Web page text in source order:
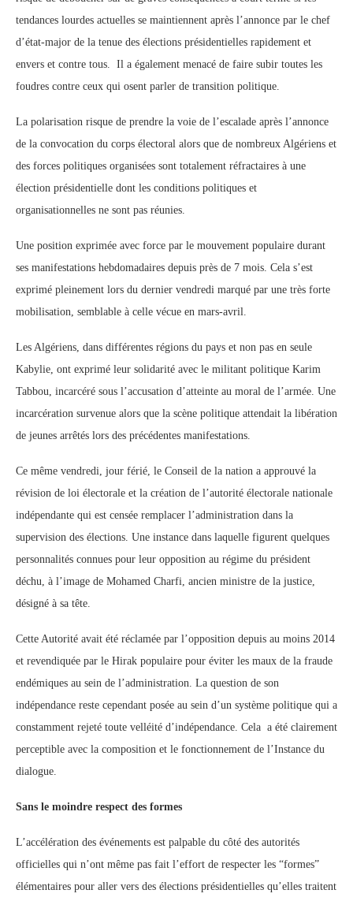
tendances lourdes actuelles se maintiennent après l’annonce par le chef
d’état-major de la tenue des élections présidentielles rapidement et
envers et contre tous. Il a également menacé de faire subir toutes les
foudres contre ceux qui osent parler de transition politique.
La polarisation risque de prendre la voie de l’escalade après l’annonce
de la convocation du corps électoral alors que de nombreux Algériens et
des forces politiques organisées sont totalement réfractaires à une
élection présidentielle dont les conditions politiques et
organisationnelles ne sont pas réunies.
Une position exprimée avec force par le mouvement populaire durant
ses manifestations hebdomadaires depuis près de 7 mois. Cela s’est
exprimé pleinement lors du dernier vendredi marqué par une très forte
mobilisation, semblable à celle vécue en mars-avril.
Les Algériens, dans différentes régions du pays et non pas en seule
Kabylie, ont exprimé leur solidarité avec le militant politique Karim
Tabbou, incarcéré sous l’accusation d’atteinte au moral de l’armée. Une
incarcération survenue alors que la scène politique attendait la libération
de jeunes arrêtés lors des précédentes manifestations.
Ce même vendredi, jour férié, le Conseil de la nation a approuvé la
révision de loi électorale et la création de l’autorité électorale nationale
indépendante qui est censée remplacer l’administration dans la
supervision des élections. Une instance dans laquelle figurent quelques
personnalités connues pour leur opposition au régime du président
déchu, à l’image de Mohamed Charfi, ancien ministre de la justice,
désigné à sa tête.
Cette Autorité avait été réclamée par l’opposition depuis au moins 2014
et revendiquée par le Hirak populaire pour éviter les maux de la fraude
endémiques au sein de l’administration. La question de son
indépendance reste cependant posée au sein d’un système politique qui a
constamment rejeté toute velléité d’indépendance. Cela a été clairement
perceptible avec la composition et le fonctionnement de l’Instance du
dialogue.
Sans le moindre respect des formes
L’accélération des événements est palpable du côté des autorités
officielles qui n’ont même pas fait l’effort de respecter les “formes”
élémentaires pour aller vers des élections présidentielles qu’elles traitent